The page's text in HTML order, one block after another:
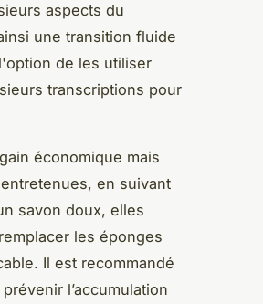
aspects du
une transition fluide
de les utiliser
transcriptions pour
économique mais
en suivant
savon doux, elles
les éponges
Il est recommandé
l’accumulation